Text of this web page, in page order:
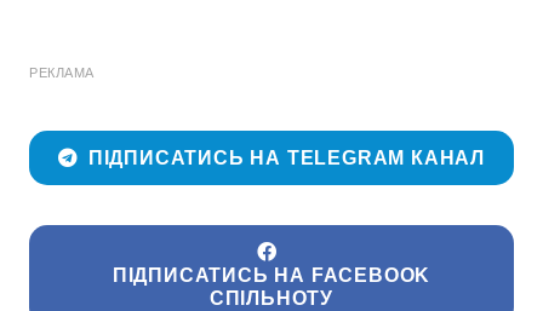
РЕКЛАМА
ПІДПИСАТИСЬ НА TELEGRAM КАНАЛ
ПІДПИСАТИСЬ НА FACEBOOK
СПІЛЬНОТУ